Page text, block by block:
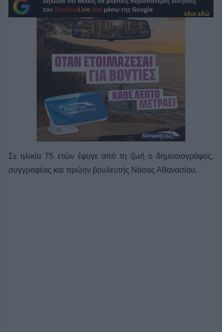
Σε ηλικία 75 ετών έφυγε από τη ζωή ο δημοσιογράφος,
συγγραφέας και πρώην βουλευτής Νάσος Αθανασίου.